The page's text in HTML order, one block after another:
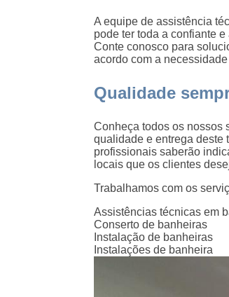
A equipe de assistência
pode ter toda a confiante
Conte conosco para
acordo com a
Qualidade
Conheça todos os nossos
qualidade e entrega deste
profissionais saberão
locais que os clientes
Trabalhamos com os
Assistências técnicas em
Conserto de banheiras
Instalação de banheiras
Instalações de banheira